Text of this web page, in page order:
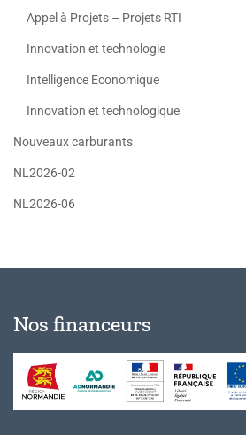
Appel à Projets – Projets RTI
Innovation et technologie
Intelligence Economique
Innovation et technologique
Nouveaux carburants
NL2026-02
NL2026-06
Nos financeurs